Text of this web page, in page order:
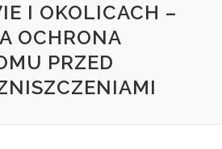
RYNNY WARSZAWA KONTAKT
I OKOLICACH –
OCHRONA
PRZED